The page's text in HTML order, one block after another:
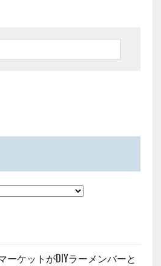
ーケットがDIYラーメンバーと